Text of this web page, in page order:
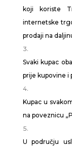
koji koriste
internetske
prodaji na
Svaki kupac
prije kupovine i
Kupac u
na poveznicu
U području